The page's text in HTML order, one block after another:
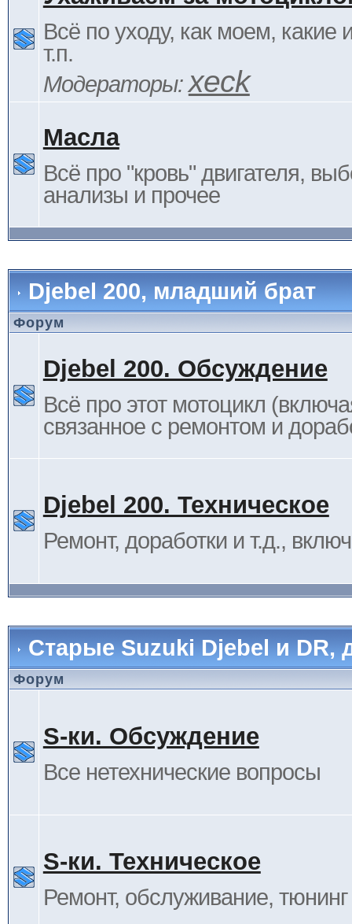
Всё по уходу, как моем, какие
т.п.
Модераторы:xeck
Масла
Всё про "кровь" двигателя,
анализы и прочее
Djebel 200, младший брат
Форум
Djebel 200. Обсуждение
Всё про этот мотоцикл
связанное с ремонтом и
Djebel 200. Техническое
Ремонт, доработки и т.д.,
Старые Suzuki Djebel и DR,
Форум
S-ки. Обсуждение
Все нетехнические вопросы
S-ки. Техническое
Ремонт, обслуживание, тюнинг